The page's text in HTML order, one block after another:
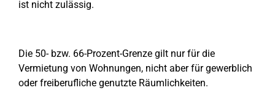
ist nicht zulässig.
Die 50- bzw. 66-Prozent-Grenze gilt nur für die
Vermietung von Wohnungen, nicht aber für gewerblich
oder freiberufliche genutzte Räumlichkeiten.